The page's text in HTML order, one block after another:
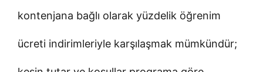
kontenjana bağlı olarak yüzdelik öğrenim
ücreti indirimleriyle karşılaşmak mümkündür;